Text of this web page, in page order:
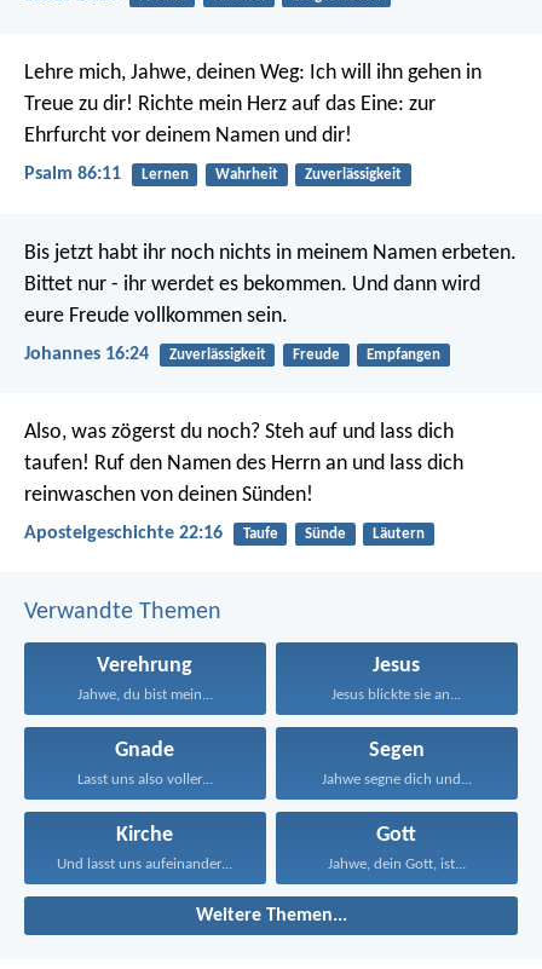
Lehre mich, Jahwe, deinen Weg: Ich will ihn gehen in
Treue zu dir! Richte mein Herz auf das Eine: zur
Ehrfurcht vor deinem Namen und dir!
Psalm 86:11 Lernen Wahrheit Zuverlässigkeit
Bis jetzt habt ihr noch nichts in meinem Namen erbeten.
Bittet nur - ihr werdet es bekommen. Und dann wird
eure Freude vollkommen sein.
Johannes 16:24 Zuverlässigkeit Freude Empfangen
Also, was zögerst du noch? Steh auf und lass dich
taufen! Ruf den Namen des Herrn an und lass dich
reinwaschen von deinen Sünden!
Apostelgeschichte 22:16 Taufe Sünde Läutern
Verwandte Themen
Verehrung
Jahwe, du bist mein...
Jesus
Jesus blickte sie an...
Gnade
Lasst uns also voller...
Segen
Jahwe segne dich und...
Kirche
Und lasst uns aufeinander...
Gott
Jahwe, dein Gott, ist...
Weitere Themen...